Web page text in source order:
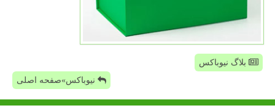
بلاگ نیوباکس
نیوباکس»صفحه اصلی